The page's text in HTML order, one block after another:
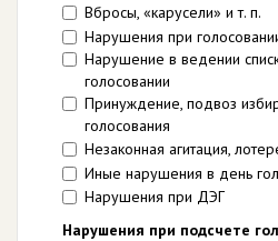
Вбросы, «карусели» и т. п.
Нарушения при
Нарушение в ведении
голосовании
Принуждение, подвоз
голосования
Незаконная агитация,
Иные нарушения в день
Нарушения при ДЭГ
Нарушения при подсчете